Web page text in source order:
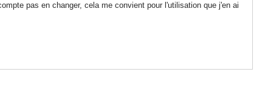
pas en changer, cela me convient pour l'utilisation que j'en ai